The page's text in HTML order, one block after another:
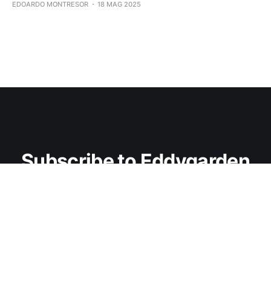
EDOARDO MONTRESOR 18 MAG 2025
Subscribe to Eddygarden